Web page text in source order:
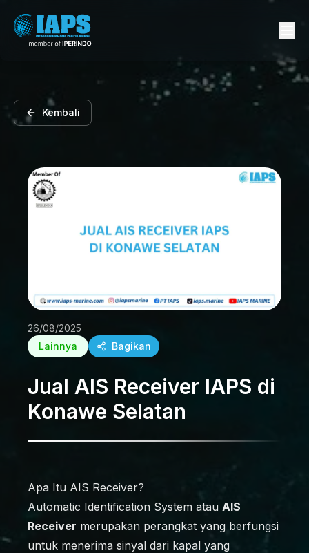
Kembali
26/08/2025
Lainnya
Bagikan
Jual AIS Receiver IAPS di
Konawe Selatan
Apa Itu AIS Receiver?
Automatic Identification System atau AIS
Receiver merupakan perangkat yang berfungsi
untuk menerima sinyal dari kapal yang